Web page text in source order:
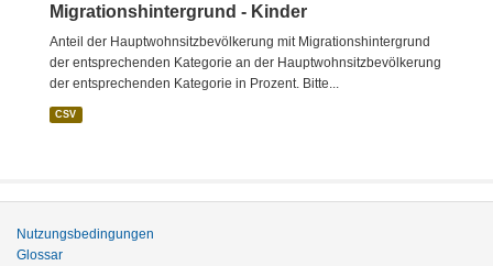
Migrationshintergrund - Kinder
Anteil der Hauptwohnsitzbevölkerung mit Migrationshintergrund
der entsprechenden Kategorie an der Hauptwohnsitzbevölkerung
der entsprechenden Kategorie in Prozent. Bitte...
CSV
Nutzungsbedingungen
Glossar